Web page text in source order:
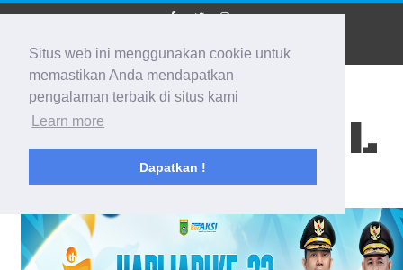
Situs web ini menggunakan cookie untuk
memastikan Anda mendapatkan
pengalaman terbaik di situs kami
Learn more
Dapatkan !
BIDIK KALSEL
Membidik Ke Segala Arah